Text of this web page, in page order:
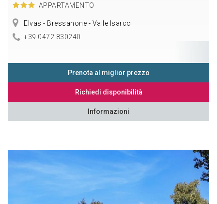
APPARTAMENTO
Elvas - Bressanone - Valle Isarco
+39 0472 830240
Prenota al miglior prezzo
Richiedi disponibilità
Informazioni